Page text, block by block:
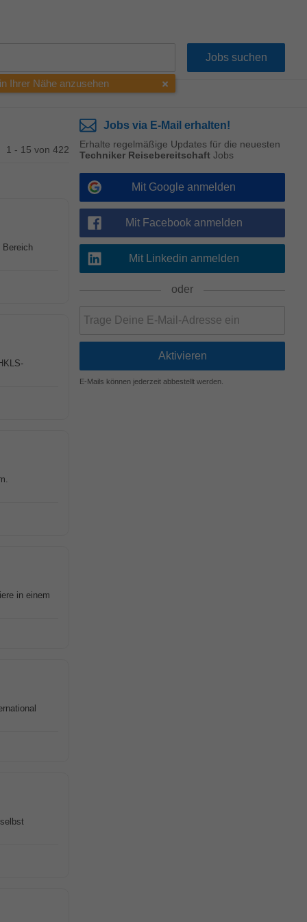
Ihrer Nähe anzusehen
1 - 15 von 422
Bereich
in einem
Jobs via E-Mail erhalten!
Erhalte regelmäßige Updates für die neuesten
Techniker Reisebereitschaft Jobs
Mit Google anmelden
Mit Facebook anmelden
Mit Linkedin anmelden
oder
E-Mails können jederzeit abbestellt werden.